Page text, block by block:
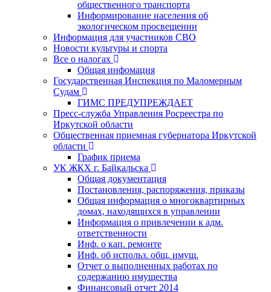
общественного транспорта
Информирование населения об
экологическом просвещении
Информация для участников СВО
Новости культуры и спорта
Все о налогах
Общая инфомация
Государственная Инспекция по Маломерным
Судам
ГИМС ПРЕДУПРЕЖДАЕТ
Пресс-служба Управления Росреестра по
Иркутской области
Общественная приемная губернатора Иркутской
области
График приема
УК ЖКХ г. Байкальска
Общая документация
Постановления, распоряжения, приказы
Общая информация о многоквартирных
домах, находящихся в управлении
Информация о привлечении к адм.
ответственности
Инф. о кап. ремонте
Инф. об использ. общ. имущ.
Отчет о выполненных работах по
содержанию имущества
Финансовый отчет 2014